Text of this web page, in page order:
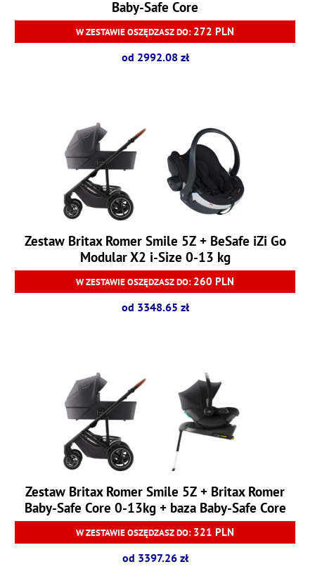
Baby-Safe Core
W ZESTAWIE OSZĘDZASZ DO: 272 PLN
od 2992.08 zł
Zestaw Britax Romer Smile 5Z + BeSafe iZi Go
Modular X2 i-Size 0-13 kg
W ZESTAWIE OSZĘDZASZ DO: 260 PLN
od 3348.65 zł
Zestaw Britax Romer Smile 5Z + Britax Romer
Baby-Safe Core 0-13kg + baza Baby-Safe Core
W ZESTAWIE OSZĘDZASZ DO: 321 PLN
od 3397.26 zł